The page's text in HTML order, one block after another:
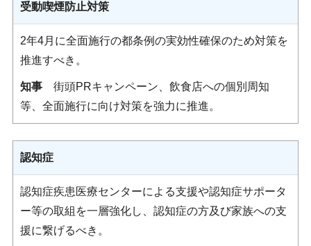
受動喫煙防止対策
2年4月に全面施行の都条例の実効性確保のため対策を
推進すべき。
知事街頭PRキャンペーン、飲食店への個別周知
等、全面施行に向け対策を強力に推進。
認知症
認知症疾患医療センターによる支援や認知症サポータ
ー等の取組を一層強化し、認知症の方及び家族への支
援に繋げるべき。